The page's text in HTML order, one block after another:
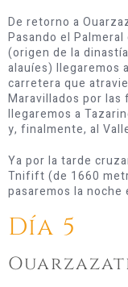
De retorno a
Pasando el
(origen de la
alauíes) llegaremos
carretera que
Maravillados por las
llegaremos a
y, finalmente, al
Ya por la tarde
Tnifift (de 1660
pasaremos la
Día 5